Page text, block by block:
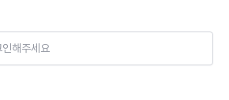
해주세요